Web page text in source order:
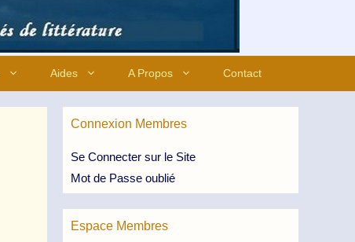
Aides A Propos Contact
Connexion Membres
Se Connecter sur le Site
Mot de Passe oublié
Espace Membres